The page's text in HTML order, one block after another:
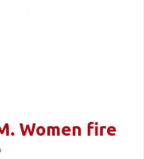
Women fire